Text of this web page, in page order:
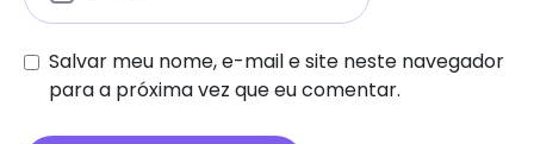
Salvar meu nome, e-mail e site neste navegador
para a próxima vez que eu comentar.